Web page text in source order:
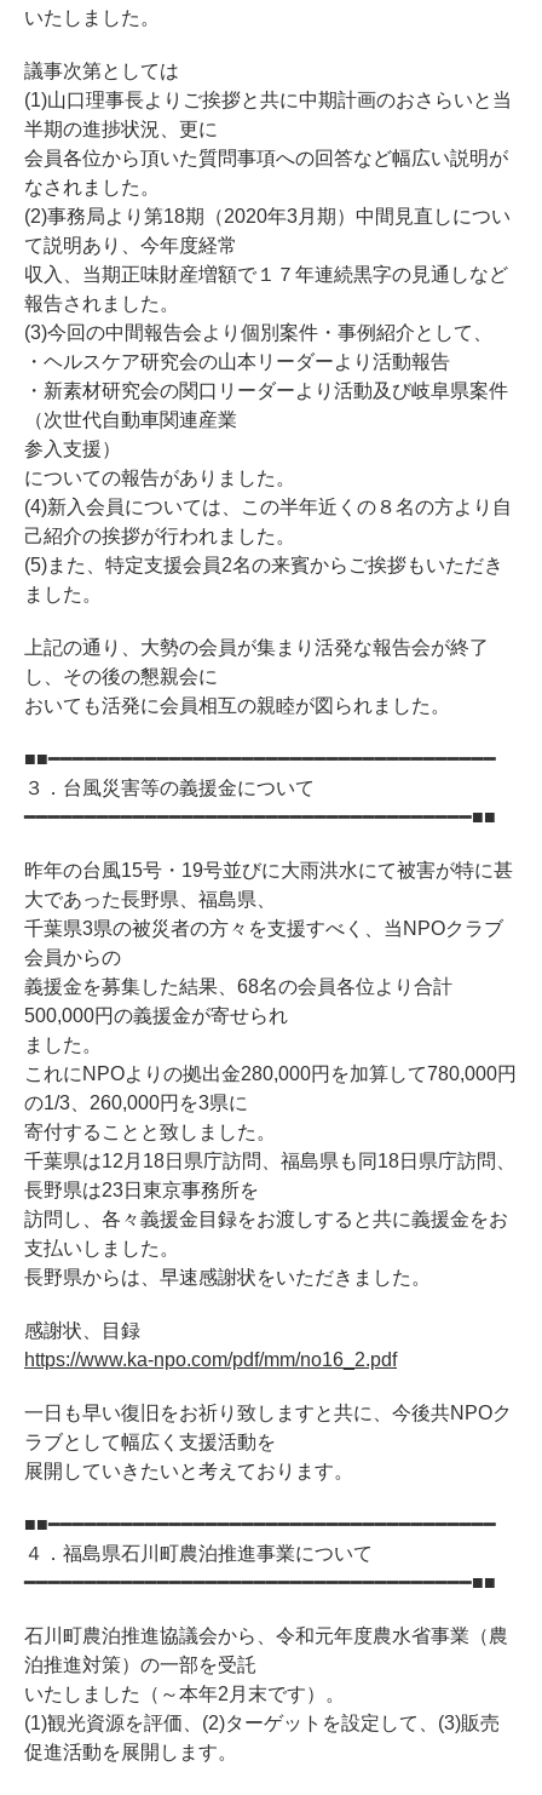
いたしました。
議事次第としては
(1)山口理事長よりご挨拶と共に中期計画のおさらいと当
半期の進捗状況、更に
会員各位から頂いた質問事項への回答など幅広い説明が
なされました。
(2)事務局より第18期（2020年3月期）中間見直しについ
て説明あり、今年度経常
収入、当期正味財産増額で１７年連続黒字の見通しなど
報告されました。
(3)今回の中間報告会より個別案件・事例紹介として、
・ヘルスケア研究会の山本リーダーより活動報告
・新素材研究会の関口リーダーより活動及び岐阜県案件
（次世代自動車関連産業
参入支援）
についての報告がありました。
(4)新入会員については、この半年近くの８名の方より自
己紹介の挨拶が行われました。
(5)また、特定支援会員2名の来賓からご挨拶もいただき
ました。
上記の通り、大勢の会員が集まり活発な報告会が終了
し、その後の懇親会に
おいても活発に会員相互の親睦が図られました。
■■━━━━━━━━━━━━━━━━━━━━━━━━━━━━━━━━━━━━━
３．台風災害等の義援金について
━━━━━━━━━━━━━━━━━━━━━━━━━━━━━━━━━━━━━■■
昨年の台風15号・19号並びに大雨洪水にて被害が特に甚
大であった長野県、福島県、
千葉県3県の被災者の方々を支援すべく、当NPOクラブ
会員からの
義援金を募集した結果、68名の会員各位より合計
500,000円の義援金が寄せられ
ました。
これにNPOよりの拠出金280,000円を加算して780,000円
の1/3、260,000円を3県に
寄付することと致しました。
千葉県は12月18日県庁訪問、福島県も同18日県庁訪問、
長野県は23日東京事務所を
訪問し、各々義援金目録をお渡しすると共に義援金をお
支払いしました。
長野県からは、早速感謝状をいただきました。
感謝状、目録
https://www.ka-npo.com/pdf/mm/no16_2.pdf
一日も早い復旧をお祈り致しますと共に、今後共NPOク
ラブとして幅広く支援活動を
展開していきたいと考えております。
■■━━━━━━━━━━━━━━━━━━━━━━━━━━━━━━━━━━━━━
４．福島県石川町農泊推進事業について
━━━━━━━━━━━━━━━━━━━━━━━━━━━━━━━━━━━━━■■
石川町農泊推進協議会から、令和元年度農水省事業（農
泊推進対策）の一部を受託
いたしました（～本年2月末です）。
(1)観光資源を評価、(2)ターゲットを設定して、(3)販売
促進活動を展開します。